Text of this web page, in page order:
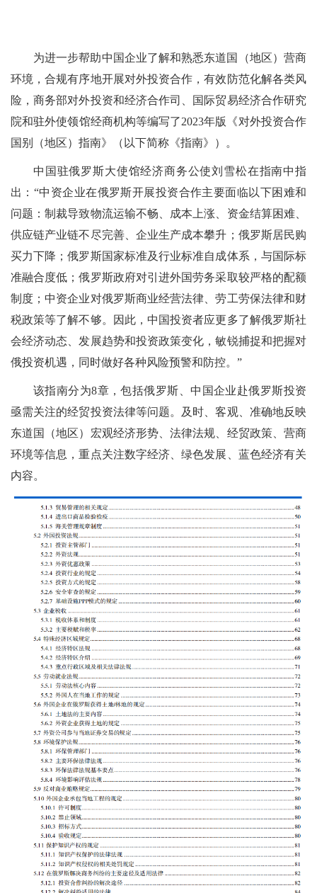
为进一步帮助中国企业了解和熟悉东道国（地区）营商
环境，合规有序地开展对外投资合作，有效防范化解各类风
险，商务部对外投资和经济合作司、国际贸易经济合作研究
院和驻外使领馆经商机构等编写了2023年版《对外投资合作
国别（地区）指南》（以下简称《指南》）。
中国驻俄罗斯大使馆经济商务公使刘雪松在指南中指
出：“中资企业在俄罗斯开展投资合作主要面临以下困难和
问题：制裁导致物流运输不畅、成本上涨、资金结算困难、
供应链产业链不尽完善、企业生产成本攀升；俄罗斯居民购
买力下降；俄罗斯国家标准及行业标准自成体系，与国际标
准融合度低；俄罗斯政府对引进外国劳务采取较严格的配额
制度；中资企业对俄罗斯商业经营法律、劳工劳保法律和财
税政策等了解不够。因此，中国投资者应更多了解俄罗斯社
会经济动态、发展趋势和投资政策变化，敏锐捕捉和把握对
俄投资机遇，同时做好各种风险预警和防控。”
该指南分为8章，包括俄罗斯、中国企业赴俄罗斯投资
亟需关注的经贸投资法律等问题。及时、客观、准确地反映
东道国（地区）宏观经济形势、法律法规、经贸政策、营商
环境等信息，重点关注数字经济、绿色发展、蓝色经济有关
内容。